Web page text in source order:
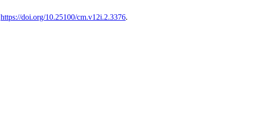
https://doi.org/10.25100/cm.v12i.2.3376.